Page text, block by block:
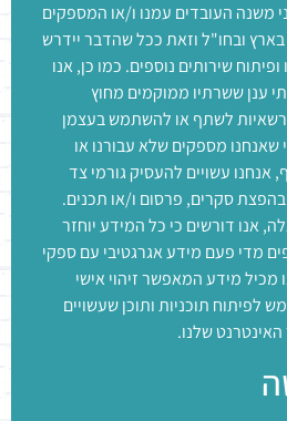
משנה העובדים עמנו ו/או המספקים
ובחו"ל וזאת ככל שהדבר יידרש
שירותים נוספים. כמו כן, אנו
ענן ששרתיו ממוקמים מחוץ
לשתף או להשתמש בעצמן
שאנחנו מספקים שלא עבורנו או
אנחנו עשויים להעסיק גורמי צד
בהפצת סקרים, פרסום ו/או תכנים.
אנו דורשים כי כל המידע יוחזר
מדי פעם מידע אגרגטיבי עם ספקי
מכיל מידע המאפשר זיהוי אישי
לפיתוח תוכניות ותוכן שעשויים
שלנו.